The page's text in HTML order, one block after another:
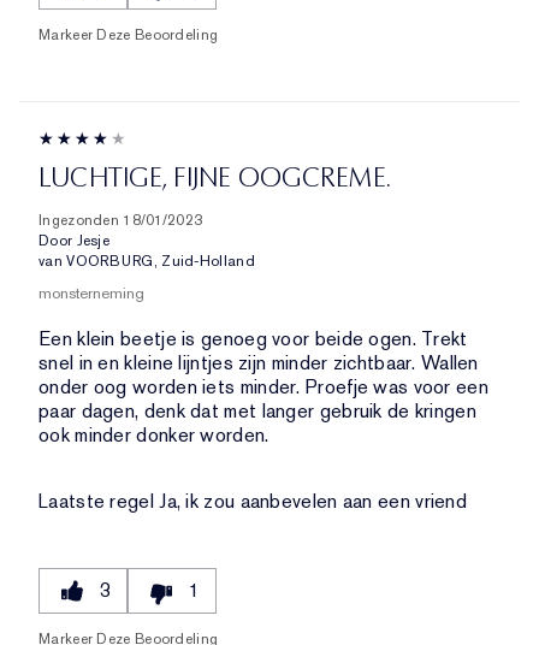
Markeer Deze Beoordeling
LUCHTIGE, FIJNE OOGCREME.
Ingezonden 18/01/2023
Door Jesje
van VOORBURG, Zuid-Holland
monsterneming
Een klein beetje is genoeg voor beide ogen. Trekt
snel in en kleine lijntjes zijn minder zichtbaar. Wallen
onder oog worden iets minder. Proefje was voor een
paar dagen, denk dat met langer gebruik de kringen
ook minder donker worden.
Laatste regelJa, ik zou aanbevelen aan een vriend
3 1
Markeer Deze Beoordeling